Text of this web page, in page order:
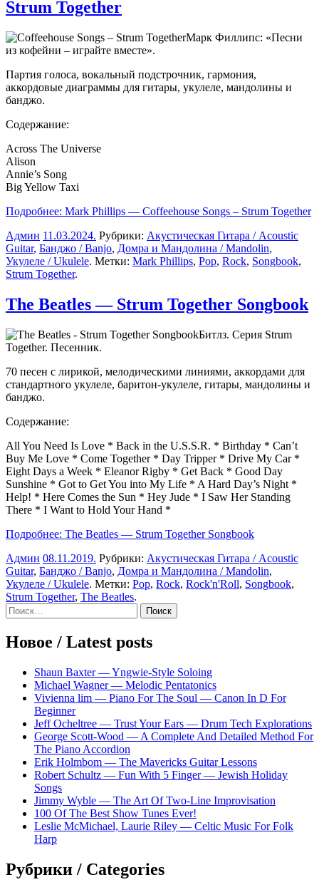
Strum Together
Марк Филлипс: «Песни
из кофейни – играйте вместе».
Партия голоса, вокальный подстрочник, гармония,
аккордовые диаграммы для гитары, укулеле, мандолины и
банджо.
Содержание:
Across The Universe
Alison
Annie’s Song
Big Yellow Taxi
Подробнее: Mark Phillips — Coffeehouse Songs – Strum Together
Админ 11.03.2024. Рубрики: Акустическая Гитара / Acoustic
Guitar, Банджо / Banjo, Домра и Мандолина / Mandolin,
Укулеле / Ukulele. Метки: Mark Phillips, Pop, Rock, Songbook,
Strum Together.
The Beatles — Strum Together Songbook
Битлз. Серия Strum
Together. Песенник.
70 песен с лирикой, мелодическими линиями, аккордами для
стандартного укулеле, баритон-укулеле, гитары, мандолины и
банджо.
Содержание:
All You Need Is Love * Back in the U.S.S.R. * Birthday * Can’t
Buy Me Love * Come Together * Day Tripper * Drive My Car *
Eight Days a Week * Eleanor Rigby * Get Back * Good Day
Sunshine * Got to Get You into My Life * A Hard Day’s Night *
Help! * Here Comes the Sun * Hey Jude * I Saw Her Standing
There * I Want to Hold Your Hand *
Подробнее: The Beatles — Strum Together Songbook
Админ 08.11.2019. Рубрики: Акустическая Гитара / Acoustic
Guitar, Банджо / Banjo, Домра и Мандолина / Mandolin,
Укулеле / Ukulele. Метки: Pop, Rock, Rock'n'Roll, Songbook,
Strum Together, The Beatles.
Sidebar
Найти:
Новое / Latest posts
Shaun Baxter — Yngwie-Style Soloing
Michael Wagner — Melodic Pentatonics
Vivienna lim — Piano For The Soul — Canon In D For
Beginner
Jeff Ocheltree — Trust Your Ears — Drum Tech Explorations
George Scott-Wood — A Complete And Detailed Method For
The Piano Accordion
Erik Holmbom — The Mavericks Guitar Lessons
Robert Schultz — Fun With 5 Finger — Jewish Holiday
Songs
Jimmy Wyble — The Art Of Two-Line Improvisation
100 Of The Best Show Tunes Ever!
Leslie McMichael, Laurie Riley — Celtic Music For Folk
Harp
Рубрики / Categories